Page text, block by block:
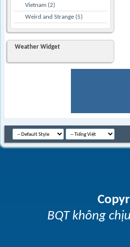
Vietnam (2)
Weird and Strange (5)
Weather Widget
BQT không